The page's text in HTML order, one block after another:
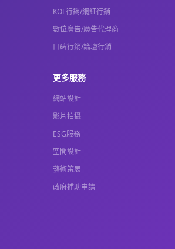
KOL行銷/網紅行銷
數位廣告/廣告代理商
口碑行銷/論壇行銷
更多服務
網站設計
影片拍攝
ESG服務
空間設計
藝術策展
政府補助申請